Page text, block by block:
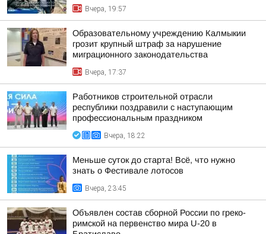
Вчера, 19:57
Образовательному учреждению Калмыкии
грозит крупный штраф за нарушение
миграционного законодательства
Вчера, 17:37
Работников строительной отрасли
республики поздравили с наступающим
профессиональным праздником
Вчера, 18:22
Меньше суток до старта! Всё, что нужно
знать о Фестивале лотосов
Вчера, 23:45
Объявлен состав сборной России по греко-
римской на первенство мира U-20 в